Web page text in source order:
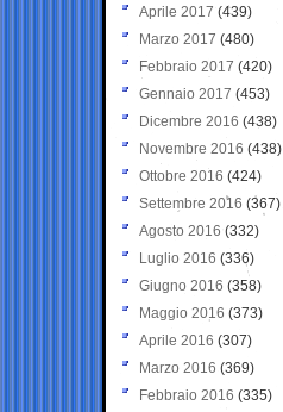
Aprile 2017 (439)
Marzo 2017 (480)
Febbraio 2017 (420)
Gennaio 2017 (453)
Dicembre 2016 (438)
Novembre 2016 (438)
Ottobre 2016 (424)
Settembre 2016 (367)
Agosto 2016 (332)
Luglio 2016 (336)
Giugno 2016 (358)
Maggio 2016 (373)
Aprile 2016 (307)
Marzo 2016 (369)
Febbraio 2016 (335)